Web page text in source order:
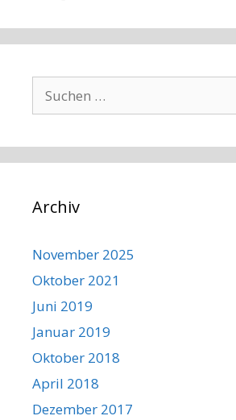
Suchen
Archiv
November 2025
Oktober 2021
Juni 2019
Januar 2019
Oktober 2018
April 2018
Dezember 2017